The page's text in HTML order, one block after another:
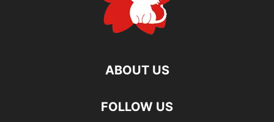
ABOUT US
FOLLOW US